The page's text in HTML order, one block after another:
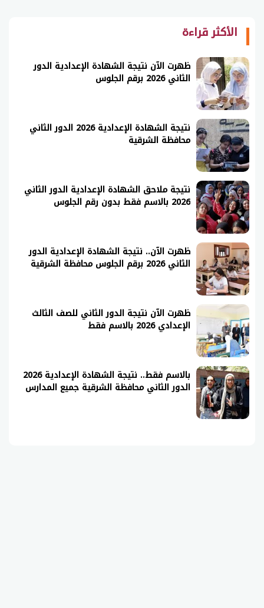
الأكثر قراءة
ظهرت الآن نتيجة الشهادة الإعدادية الدور
الثاني 2026 برقم الجلوس
نتيجة الشهادة الإعدادية 2026 الدور الثاني
محافظة الشرقية
نتيجة ملاحق الشهادة الإعدادية الدور الثاني
2026 بالاسم فقط بدون رقم الجلوس
ظهرت الآن.. نتيجة الشهادة الإعدادية الدور
الثاني 2026 برقم الجلوس محافظة الشرقية
ظهرت الآن نتيجة الدور الثاني للصف الثالث
الإعدادي 2026 بالاسم فقط
بالاسم فقط.. نتيجة الشهادة الإعدادية 2026
الدور الثاني محافظة الشرقية جميع المدارس